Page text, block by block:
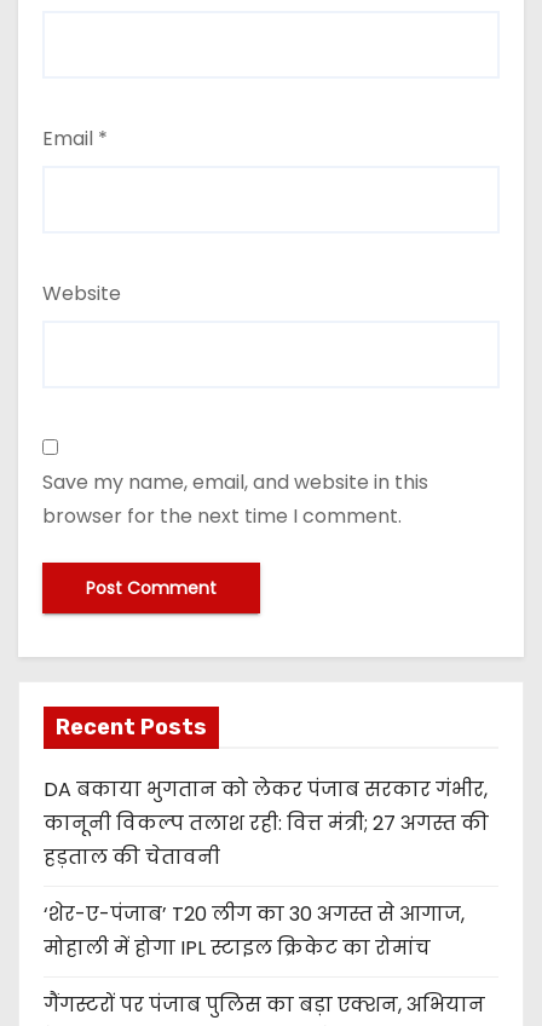
Email *
Website
Save my name, email, and website in this
browser for the next time I comment.
Recent Posts
DA बकाया भुगतान को लेकर पंजाब सरकार गंभीर,
कानूनी विकल्प तलाश रही: वित्त मंत्री; 27 अगस्त की
हड़ताल की चेतावनी
‘शेर-ए-पंजाब’ T20 लीग का 30 अगस्त से आगाज,
मोहाली में होगा IPL स्टाइल क्रिकेट का रोमांच
गैंगस्टरों पर पंजाब पुलिस का बड़ा एक्शन, अभियान